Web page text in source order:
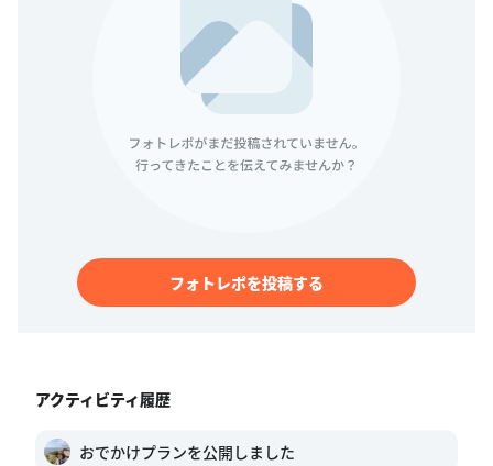
フォトレポを投稿する
アクティビティ履歴
おでかけプランを公開しました